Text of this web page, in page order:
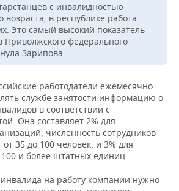
с инвалидностью
возраста, в республике работа
Это самый высокий показатель
Приволжского федерального
Зарипова.
работодатели ежемесячно
службе занятости информацию о
в соответствии с
Она составляет 2% для
численность сотрудников
от 35 до 100 человек, и 3% для
и более штатных единиц.
на работу компании нужно